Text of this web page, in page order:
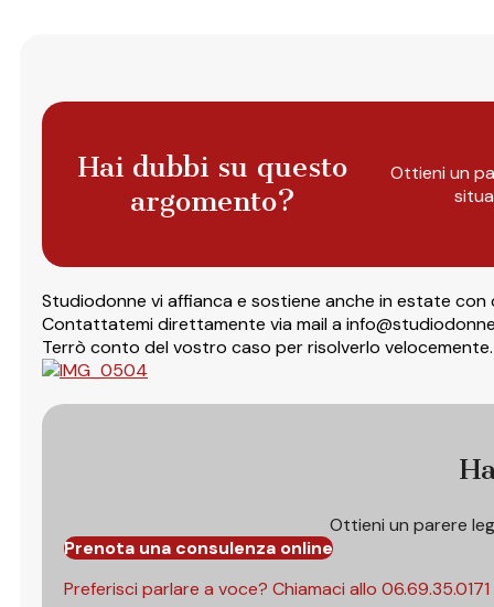
Hai dubbi su questo
argomento?
Ottieni un
Studiodonne vi affianca e sostiene anche in estate con
Contattatemi direttamente via mail a
Terrò conto del vostro caso per risolverlo velocemente.
Ottieni un parere
Prenota una consulenza online
Preferisci parlare a voce? Chiamaci allo 06.69.35.0171